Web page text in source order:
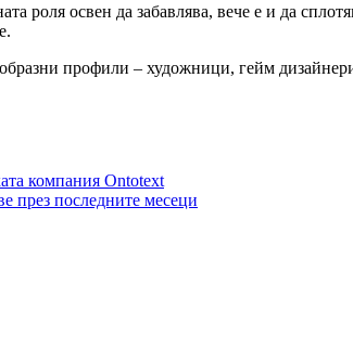
освен да забавлява, вече е и да
профили – художници, гейм
компания Ontotext
през последните месеци